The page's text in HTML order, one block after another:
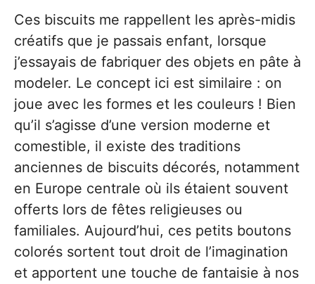
Ces biscuits me rappellent les après-midis
créatifs que je passais enfant, lorsque
j’essayais de fabriquer des objets en pâte à
modeler. Le concept ici est similaire : on
joue avec les formes et les couleurs ! Bien
qu’il s’agisse d’une version moderne et
comestible, il existe des traditions
anciennes de biscuits décorés, notamment
en Europe centrale où ils étaient souvent
offerts lors de fêtes religieuses ou
familiales. Aujourd’hui, ces petits boutons
colorés sortent tout droit de l’imagination
et apportent une touche de fantaisie à nos